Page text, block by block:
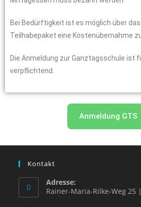
Bei Bedürftigkeit ist es möglich über
Teilhabepaket eine Kostenübernahme
Die Anmeldung zur Ganztagsschule ist
verpflichtend.
Anmeldung GTS
Kontakt
Adresse:
Rainer-Maria-Rilke-Weg 25